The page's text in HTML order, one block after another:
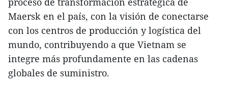
Maersk en el país, con la visión de conectarse
con los centros de producción y logística del
mundo, contribuyendo a que Vietnam se
integre más profundamente en las cadenas
globales de suministro.